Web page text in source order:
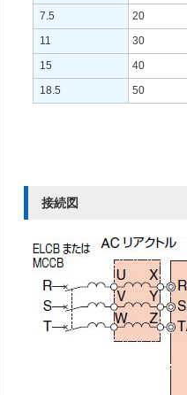
7.5
20
11
30
15
40
18.5
50
接続図